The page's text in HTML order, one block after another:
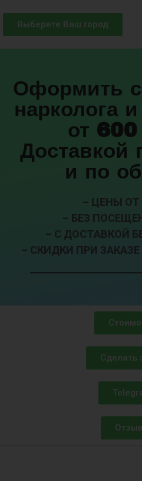
Выберете Ваш город
Оформить
нарколога
от 600
Доставкой
и по
– ЦЕНЫ ОТ
– БЕЗ
– С ДОСТАВКОЙ
– СКИДКИ ПРИ
Сделать